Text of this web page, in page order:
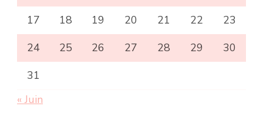
17
18 19 20 21 22
23
24
25 26 27 28 29
30
31
« Juin